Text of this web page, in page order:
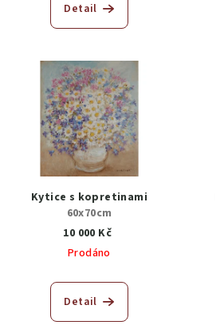
Detail
Kytice s kopretinami
60x70cm
10 000 Kč
Prodáno
Detail